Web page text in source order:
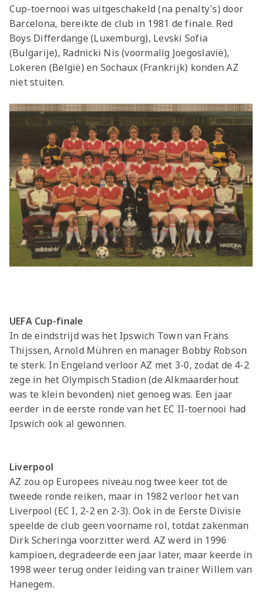
Cup-toernooi was uitgeschakeld (na penalty's) door
Barcelona, bereikte de club in 1981 de finale. Red
Boys Differdange (Luxemburg), Levski Sofia
(Bulgarije), Radnicki Nis (voormalig Joegoslavië),
Lokeren (België) en Sochaux (Frankrijk) konden AZ
niet stuiten.
UEFA Cup-finale
In de eindstrijd was het Ipswich Town van Frans
Thijssen, Arnold Mühren en manager Bobby Robson
te sterk. In Engeland verloor AZ met 3-0, zodat de 4-2
zege in het Olympisch Stadion (de Alkmaarderhout
was te klein bevonden) niet genoeg was. Een jaar
eerder in de eerste ronde van het EC II-toernooi had
Ipswich ook al gewonnen.
Liverpool
AZ zou op Europees niveau nog twee keer tot de
tweede ronde reiken, maar in 1982 verloor het van
Liverpool (EC I, 2-2 en 2-3). Ook in de Eerste Divisie
speelde de club geen voorname rol, totdat zakenman
Dirk Scheringa voorzitter werd. AZ werd in 1996
kampioen, degradeerde een jaar later, maar keerde in
1998 weer terug onder leiding van trainer Willem van
Hanegem.